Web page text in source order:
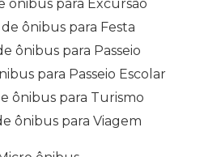
ônibus para Excursão
ônibus para Festa
ônibus para Passeio
para Passeio Escolar
ônibus para Turismo
ônibus para Viagem